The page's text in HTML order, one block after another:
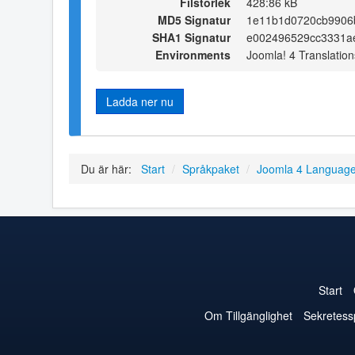
MD5 Signatur
SHA1 Signatur
Environments
Joomla! 4
Ladda ner nu
Du är här: Start / Språkpaket / Joomla 4
Start
Om Tillgänglighet